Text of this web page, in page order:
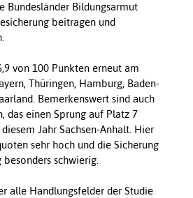
Bundesländer Bildungsarmut
beitragen und
von 100 Punkten erneut am
Thüringen, Hamburg, Baden-
Bemerkenswert sind auch
das einen Sprung auf Platz 7
Jahr Sachsen-Anhalt. Hier
sehr hoch und die Sicherung
schwierig.
alle Handlungsfelder der Studie